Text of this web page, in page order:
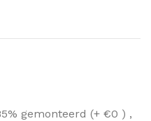
gemonteerd (+ €0 ) ,